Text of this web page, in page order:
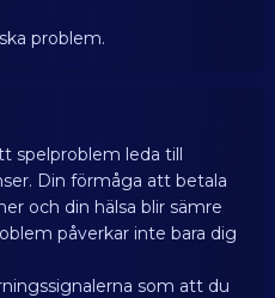
problem.
spelproblem leda till
Din förmåga att betala
och din hälsa blir sämre
påverkar inte bara dig
som att du